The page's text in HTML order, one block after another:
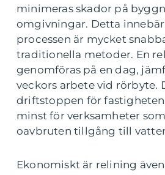
minimeras skador på
omgivningar. Detta
processen är mycket
traditionella metoder. En
genomföras på en dag,
veckors arbete vid rörbyte.
driftstoppen för
minst för verksamheter
oavbruten tillgång till
Ekonomiskt är relining